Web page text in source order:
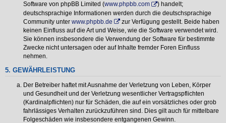
Software von phpBB Limited (www.phpbb.com
) handelt;
deutschsprachige Informationen werden durch die deutschsprachige
Community unter www.phpbb.de
zur Verfügung gestellt. Beide haben
keinen Einfluss auf die Art und Weise, wie die Software verwendet wird.
Sie können insbesondere die Verwendung der Software für bestimmte
Zwecke nicht untersagen oder auf Inhalte fremder Foren Einfluss
nehmen.
5. GEWÄHRLEISTUNG
Der Betreiber haftet mit Ausnahme der Verletzung von Leben, Körper
und Gesundheit und der Verletzung wesentlicher Vertragspflichten
(Kardinalpflichten) nur für Schäden, die auf ein vorsätzliches oder grob
fahrlässiges Verhalten zurückzuführen sind. Dies gilt auch für mittelbare
Folgeschäden wie insbesondere entgangenen Gewinn.